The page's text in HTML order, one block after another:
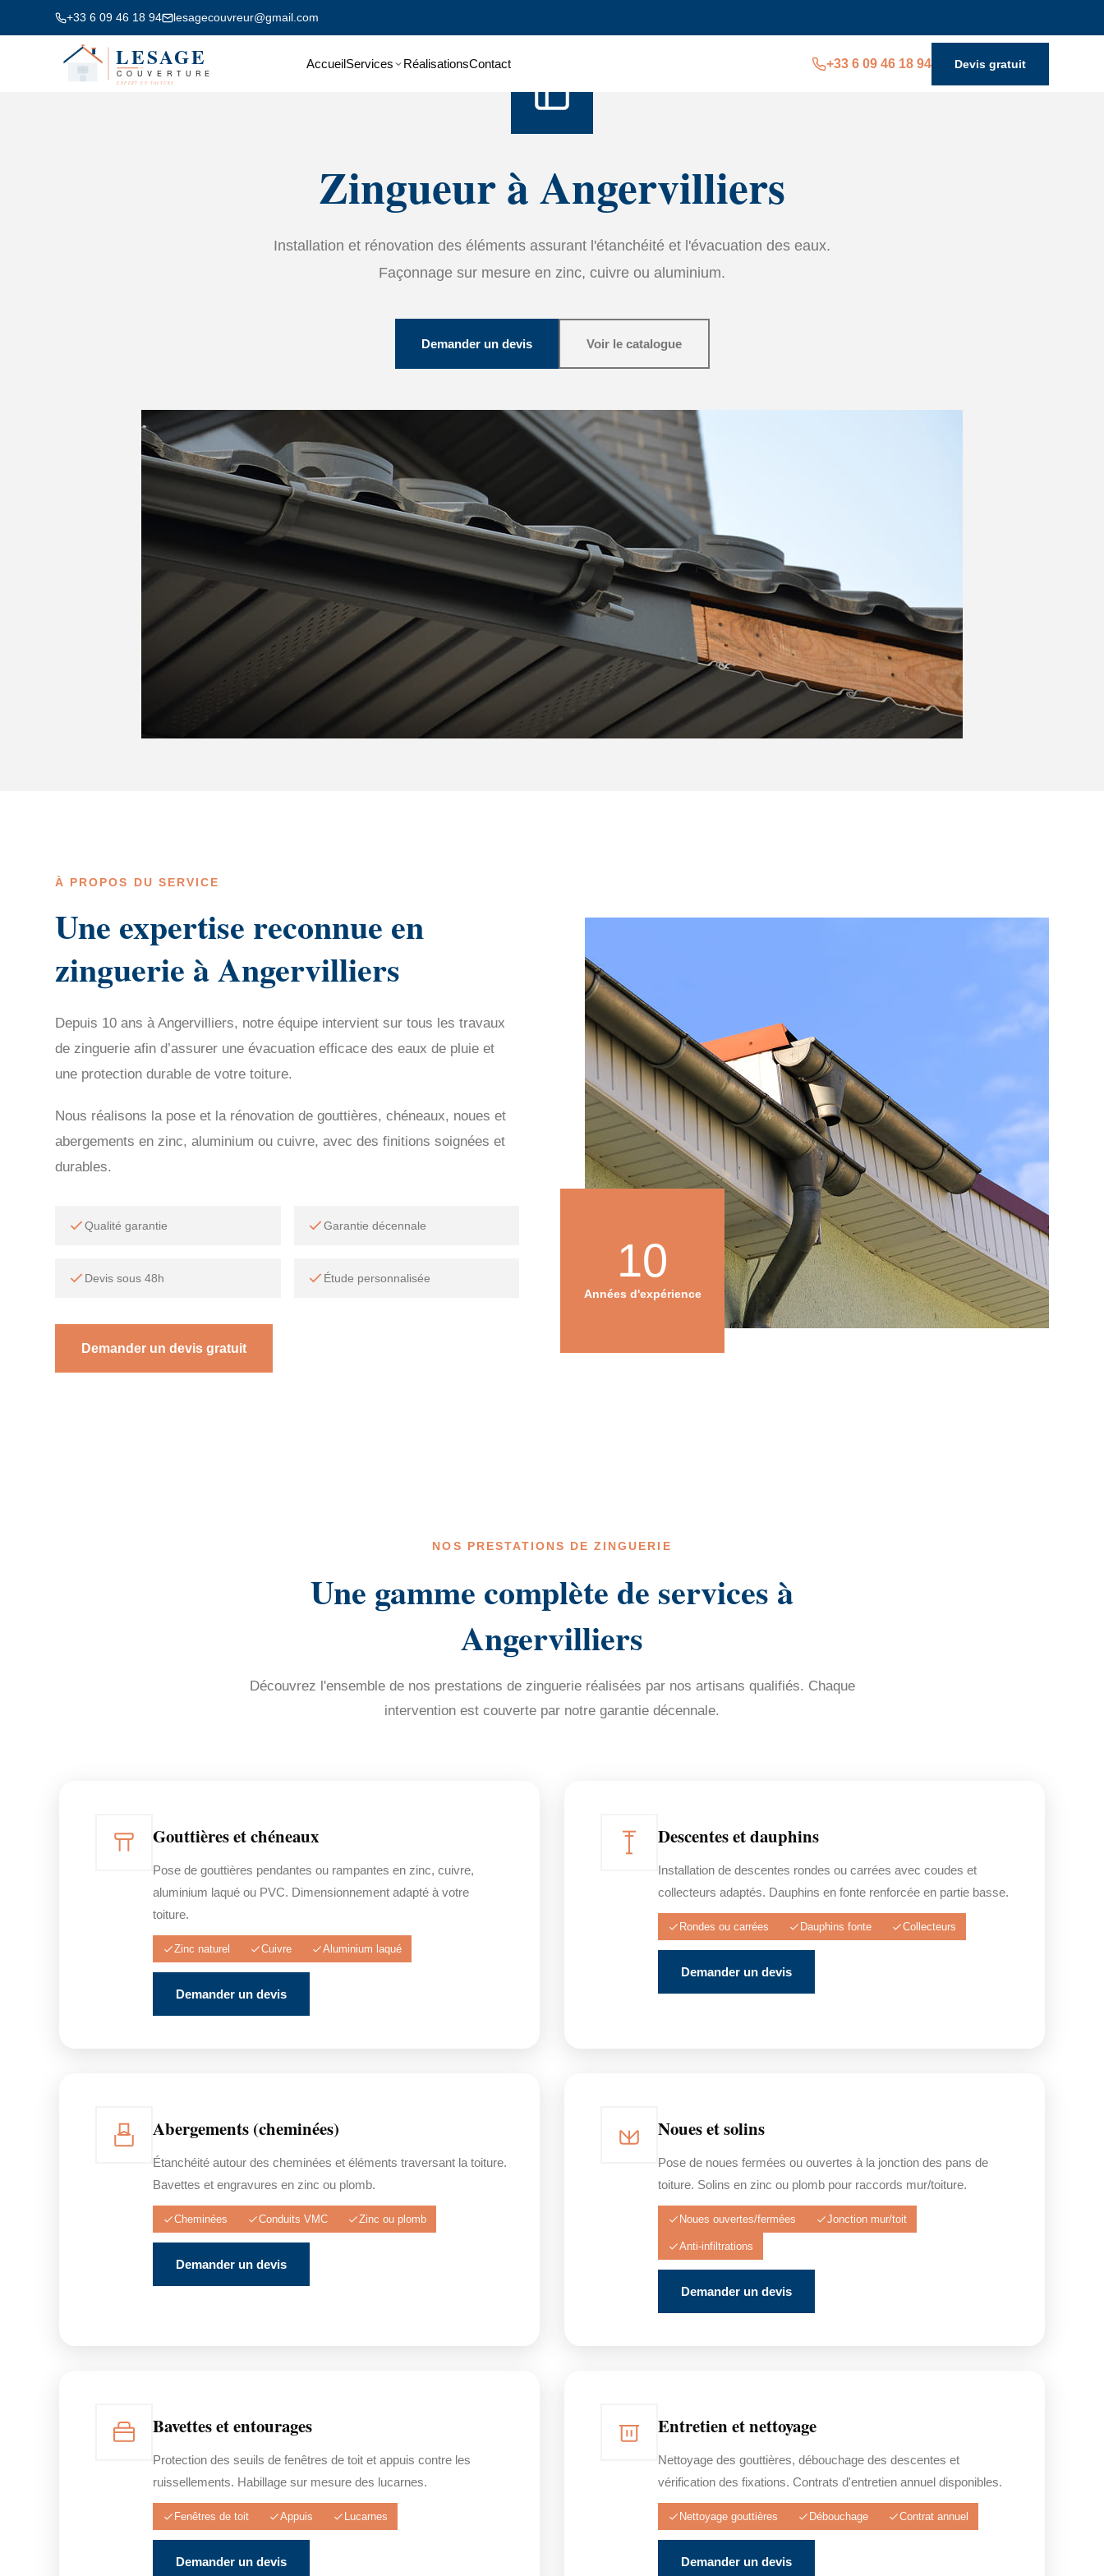
+33 6 09 46 18 94 lesagecouvreur@gmail.com
AccueilServices RéalisationsContact +33 6 09 46 18 94 Devis gratuit
Zingueur à Angervilliers
Installation et rénovation des éléments assurant l'étanchéité et l'évacuation des eaux.
Façonnage sur mesure en zinc, cuivre ou aluminium.
Demander un devis Voir le catalogue
À PROPOS DU SERVICE
Une expertise reconnue en
zinguerie à Angervilliers
Depuis 10 ans à Angervilliers, notre équipe intervient sur tous les travaux
de zinguerie afin d’assurer une évacuation efficace des eaux de pluie et
une protection durable de votre toiture.
Nous réalisons la pose et la rénovation de gouttières, chéneaux, noues et
abergements en zinc, aluminium ou cuivre, avec des finitions soignées et
durables.
Qualité garantie Garantie décennale
Devis sous 48h Étude personnalisée
Demander un devis gratuit
10
Années d'expérience
NOS PRESTATIONS DE ZINGUERIE
Une gamme complète de services à
Angervilliers
Découvrez l'ensemble de nos prestations de zinguerie réalisées par nos artisans qualifiés. Chaque
intervention est couverte par notre garantie décennale.
Gouttières et chéneaux
Pose de gouttières pendantes ou rampantes en zinc, cuivre,
aluminium laqué ou PVC. Dimensionnement adapté à votre
toiture.
Zinc naturel Cuivre Aluminium laqué
Demander un devis
Descentes et dauphins
Installation de descentes rondes ou carrées avec coudes et
collecteurs adaptés. Dauphins en fonte renforcée en partie basse.
Rondes ou carrées Dauphins fonte Collecteurs
Demander un devis
Abergements (cheminées)
Étanchéité autour des cheminées et éléments traversant la toiture.
Bavettes et engravures en zinc ou plomb.
Cheminées Conduits VMC Zinc ou plomb
Demander un devis
Noues et solins
Pose de noues fermées ou ouvertes à la jonction des pans de
toiture. Solins en zinc ou plomb pour raccords mur/toiture.
Noues ouvertes/fermées Jonction mur/toit
Anti-infiltrations
Demander un devis
Bavettes et entourages
Protection des seuils de fenêtres de toit et appuis contre les
ruissellements. Habillage sur mesure des lucarnes.
Fenêtres de toit Appuis Lucarnes
Demander un devis
Entretien et nettoyage
Nettoyage des gouttières, débouchage des descentes et
vérification des fixations. Contrats d'entretien annuel disponibles.
Nettoyage gouttières Débouchage Contrat annuel
Demander un devis